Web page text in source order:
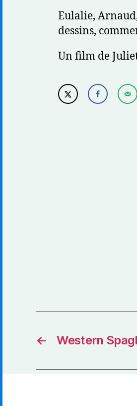
Eulalie,
dessins,
Un film de
← Western